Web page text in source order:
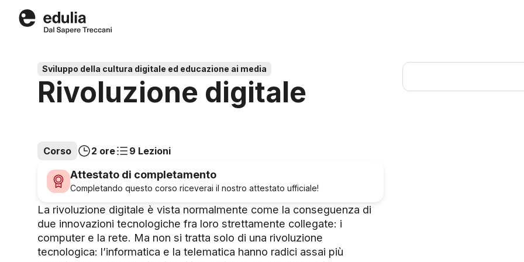
Edulia
Sviluppo della cultura digitale ed educazione ai media
Rivoluzione digitale
Corso 2 ore 9 Lezioni
Attestato di completamento
Completando questo corso riceverai il nostro attestato ufficiale!
La rivoluzione digitale è vista normalmente come la conseguenza di
due innovazioni tecnologiche fra loro strettamente collegate: i
computer e la rete. Ma non si tratta solo di una rivoluzione
tecnologica: l’informatica e la telematica hanno radici assai più